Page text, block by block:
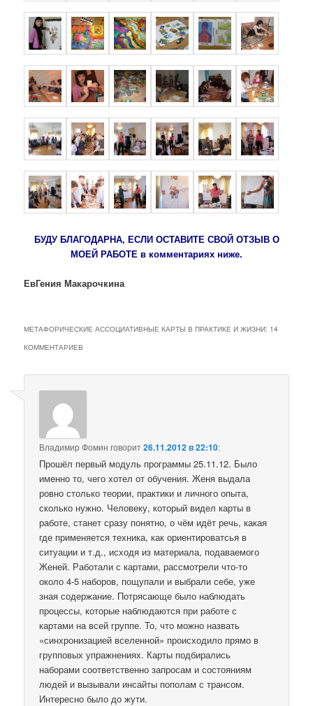
БУДУ БЛАГОДАРНА, ЕСЛИ ОСТАВИТЕ СВОЙ ОТЗЫВ О
МОЕЙ РАБОТЕ в комментариях ниже.
ЕвГения Макарочкина
МЕТАФОРИЧЕСКИЕ АССОЦИАТИВНЫЕ КАРТЫ В ПРАКТИКЕ И ЖИЗНИ: 14
КОММЕНТАРИЕВ
Владимир Фомин говорит26.11.2012 в 22:10:
Прошёл первый модуль программы 25.11.12. Было
именно то, чего хотел от обучения. Женя выдала
ровно столько теории, практики и личного опыта,
сколько нужно. Человеку, который видел карты в
работе, станет сразу понятно, о чём идёт речь, какая
где применяется техника, как ориентироватсья в
ситуации и т.д., исходя из материала, подаваемого
Женей. Работали с картами, рассмотрели что-то
около 4-5 наборов, пощупали и выбрали себе, уже
зная содержание. Потрясающе было наблюдать
процессы, которые наблюдаются при работе с
картами на всей группе. То, что можно назвать
«синхронизацией вселенной» происходило прямо в
групповых упражнениях. Карты подбирались
наборами соответственно запросам и состояниям
людей и вызывали инсайты пополам с трансом.
Интересно было до жути.